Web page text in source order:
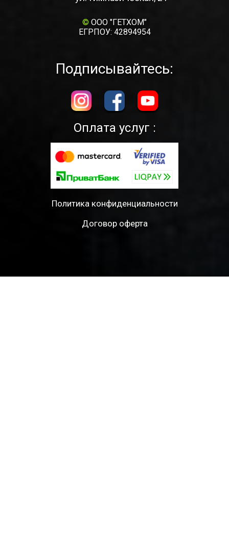
© ООО "ГЕТХОМ"
ЕГРПОУ: 42894954
Подписывайтесь:
Оплата услуг :
Политика конфиденциальности
Договор оферта